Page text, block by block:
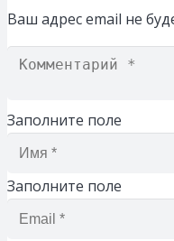
Ваш адрес email не
Заполните поле
Заполните поле